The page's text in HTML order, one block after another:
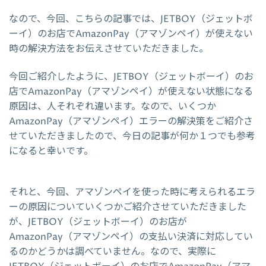
なので、今回、こちらの記事では、JETBOY（ジェットボ
ーイ）のお店でAmazonPay（アマゾンペイ）が使えない
時の解決方法をお伝えさせていただきました。
今回ご紹介したように、JETBOY（ジェットボーイ）のお
店でAmazonPay（アマゾンペイ）が使えない状態になる
原因は、人それぞれ違います。なので、いくつか
AmazonPay（アマゾンペイ）エラーの解決策をご紹介さ
せていただきましたので、今日の記事が何か１つでも参考
になると幸いです。
それと、今回、アマゾンペイを使った時に考えられるエラ
ーの原因についていくつかご紹介させていただきました
が、JETBOY（ジェットボーイ）のお店が
AmazonPay（アマゾンペイ）の支払い決済に対応してい
るのかどうかは調べていません。なので、実際に